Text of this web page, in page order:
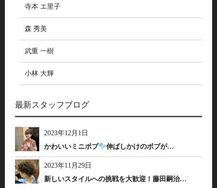
寺本 エ里子
森 秀美
武重 一樹
小林 大輝
最新スタッフブログ
2023年12月1日
かわいいミニボブ
伸ばしかけのボブが…
2023年11月29日
新しいスタイルへの挑戦を大歓迎！藤田嗣治…